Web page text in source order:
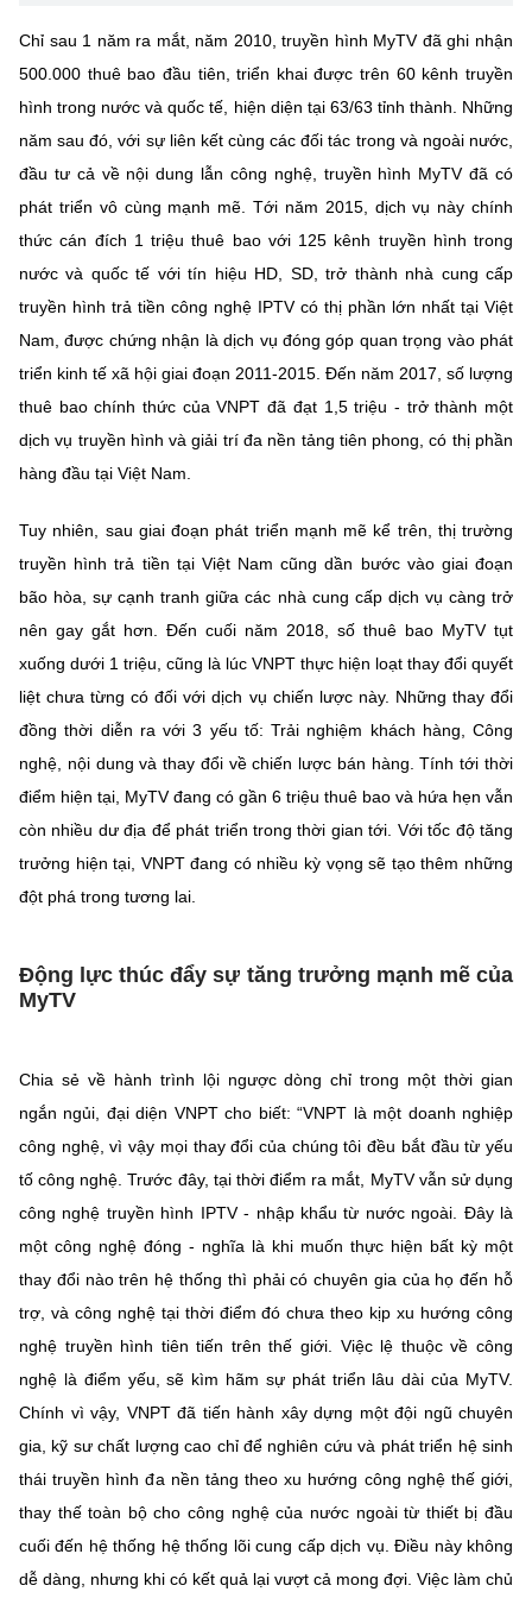
website này)
Chỉ sau 1 năm ra mắt, năm 2010, truyền hình MyTV đã ghi nhận
500.000 thuê bao đầu tiên, triển khai được trên 60 kênh truyền
hình trong nước và quốc tế, hiện diện tại 63/63 tỉnh thành. Những
năm sau đó, với sự liên kết cùng các đối tác trong và ngoài nước,
đầu tư cả về nội dung lẫn công nghệ, truyền hình MyTV đã có
phát triển vô cùng mạnh mẽ. Tới năm 2015, dịch vụ này chính
thức cán đích 1 triệu thuê bao với 125 kênh truyền hình trong
nước và quốc tế với tín hiệu HD, SD, trở thành nhà cung cấp
truyền hình trả tiền công nghệ IPTV có thị phần lớn nhất tại Việt
Nam, được chứng nhận là dịch vụ đóng góp quan trọng vào phát
triển kinh tế xã hội giai đoạn 2011-2015. Đến năm 2017, số lượng
thuê bao chính thức của VNPT đã đạt 1,5 triệu - trở thành một
dịch vụ truyền hình và giải trí đa nền tảng tiên phong, có thị phần
hàng đầu tại Việt Nam.
Tuy nhiên, sau giai đoạn phát triển mạnh mẽ kể trên, thị trường
truyền hình trả tiền tại Việt Nam cũng dần bước vào giai đoạn
bão hòa, sự cạnh tranh giữa các nhà cung cấp dịch vụ càng trở
nên gay gắt hơn. Đến cuối năm 2018, số thuê bao MyTV tụt
xuống dưới 1 triệu, cũng là lúc VNPT thực hiện loạt thay đổi quyết
liệt chưa từng có đối với dịch vụ chiến lược này. Những thay đổi
đồng thời diễn ra với 3 yếu tố: Trải nghiệm khách hàng, Công
nghệ, nội dung và thay đổi về chiến lược bán hàng. Tính tới thời
điểm hiện tại, MyTV đang có gần 6 triệu thuê bao và hứa hẹn vẫn
còn nhiều dư địa để phát triển trong thời gian tới. Với tốc độ tăng
trưởng hiện tại, VNPT đang có nhiều kỳ vọng sẽ tạo thêm những
đột phá trong tương lai.
Động lực thúc đẩy sự tăng trưởng mạnh mẽ của
MyTV
Chia sẻ về hành trình lội ngược dòng chỉ trong một thời gian
ngắn ngủi, đại diện VNPT cho biết: “VNPT là một doanh nghiệp
công nghệ, vì vậy mọi thay đổi của chúng tôi đều bắt đầu từ yếu
tố công nghệ. Trước đây, tại thời điểm ra mắt, MyTV vẫn sử dụng
công nghệ truyền hình IPTV - nhập khẩu từ nước ngoài. Đây là
một công nghệ đóng - nghĩa là khi muốn thực hiện bất kỳ một
thay đổi nào trên hệ thống thì phải có chuyên gia của họ đến hỗ
trợ, và công nghệ tại thời điểm đó chưa theo kịp xu hướng công
nghệ truyền hình tiên tiến trên thế giới. Việc lệ thuộc về công
nghệ là điểm yếu, sẽ kìm hãm sự phát triển lâu dài của MyTV.
Chính vì vậy, VNPT đã tiến hành xây dựng một đội ngũ chuyên
gia, kỹ sư chất lượng cao chỉ để nghiên cứu và phát triển hệ sinh
thái truyền hình đa nền tảng theo xu hướng công nghệ thế giới,
thay thế toàn bộ cho công nghệ của nước ngoài từ thiết bị đầu
cuối đến hệ thống hệ thống lõi cung cấp dịch vụ. Điều này không
dễ dàng, nhưng khi có kết quả lại vượt cả mong đợi. Việc làm chủ